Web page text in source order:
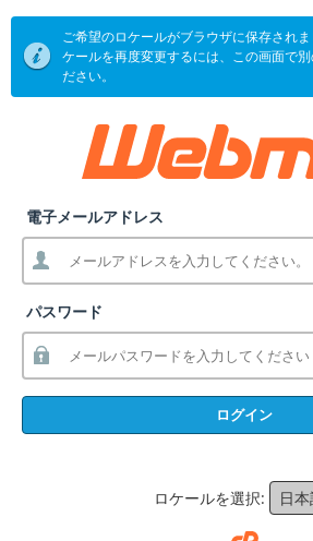
ご希望のロケールがブラウザに保存され
ケールを再度変更するには、この画面で
ださい。
電子メールアドレス
パスワード
ログイン
ロケールを選択: 日